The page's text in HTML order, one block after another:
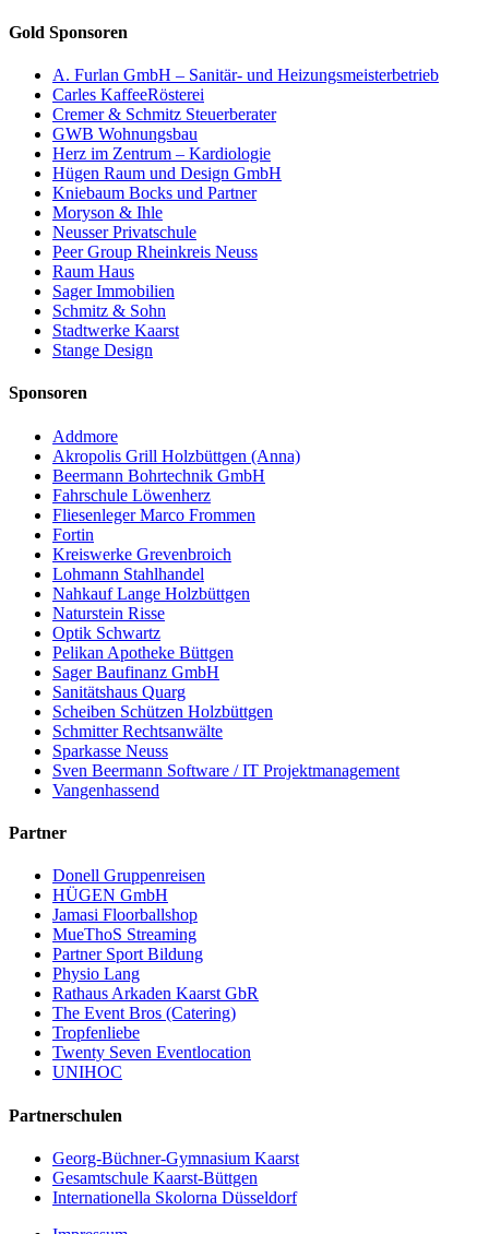
Gold Sponsoren
A. Furlan GmbH – Sanitär- und Heizungsmeisterbetrieb
Carles KaffeeRösterei
Cremer & Schmitz Steuerberater
GWB Wohnungsbau
Herz im Zentrum – Kardiologie
Hügen Raum und Design GmbH
Kniebaum Bocks und Partner
Moryson & Ihle
Neusser Privatschule
Peer Group Rheinkreis Neuss
Raum Haus
Sager Immobilien
Schmitz & Sohn
Stadtwerke Kaarst
Stange Design
Sponsoren
Addmore
Akropolis Grill Holzbüttgen (Anna)
Beermann Bohrtechnik GmbH
Fahrschule Löwenherz
Fliesenleger Marco Frommen
Fortin
Kreiswerke Grevenbroich
Lohmann Stahlhandel
Nahkauf Lange Holzbüttgen
Naturstein Risse
Optik Schwartz
Pelikan Apotheke Büttgen
Sager Baufinanz GmbH
Sanitätshaus Quarg
Scheiben Schützen Holzbüttgen
Schmitter Rechtsanwälte
Sparkasse Neuss
Sven Beermann Software / IT Projektmanagement
Vangenhassend
Partner
Donell Gruppenreisen
HÜGEN GmbH
Jamasi Floorballshop
MueThoS Streaming
Partner Sport Bildung
Physio Lang
Rathaus Arkaden Kaarst GbR
The Event Bros (Catering)
Tropfenliebe
Twenty Seven Eventlocation
UNIHOC
Partnerschulen
Georg-Büchner-Gymnasium Kaarst
Gesamtschule Kaarst-Büttgen
Internationella Skolorna Düsseldorf